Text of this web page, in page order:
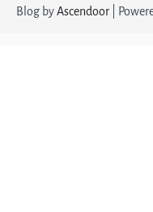
Blog byAscendoor |